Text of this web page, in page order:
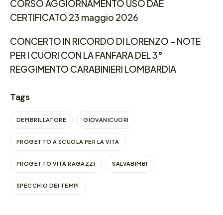
CORSO AGGIORNAMENTO USO DAE
CERTIFICATO 23 maggio 2026
CONCERTO IN RICORDO DI LORENZO – NOTE
PER I CUORI CON LA FANFARA DEL 3°
REGGIMENTO CARABINIERI LOMBARDIA
Tags
DEFIBRILLATORE GIOVANICUORI
PROGETTO A SCUOLA PER LA VITA
PROGETTO VITA RAGAZZI SALVABIMBI
SPECCHIO DEI TEMPI